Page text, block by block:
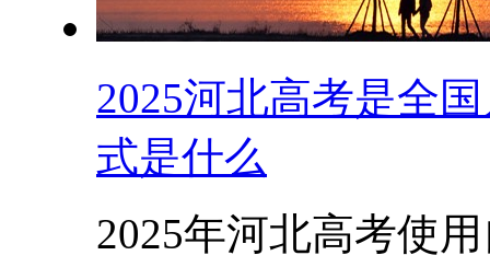
2025河北高考是全
式是什么
2025年河北高考使